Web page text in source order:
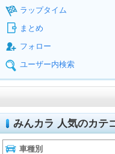
ラップタイム
まとめ
フォロー
ユーザー内検索
みんカラ 人気のカテ
車種別